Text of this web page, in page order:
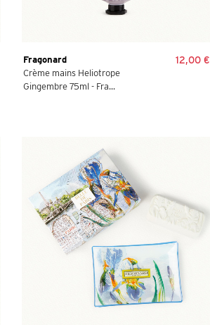
Fragonard
Crème mains Heliotrope
Gingembre 75ml - Fra...
12,00 €